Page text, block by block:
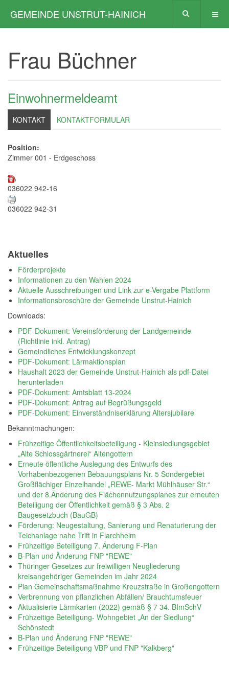
GEMEINDE UNSTRUT-HAINICH
Frau Büchner
Einwohnermeldeamt
KONTAKT KONTAKTFORMULAR
Position:
Zimmer 001 - Erdgeschoss
036022 942-16
036022 942-31
Aktuelles
Förderprojekte
Informationen zu den Wahlen 2024
Aktuelle Ausschreibungen und Link zur e-Vergabe Plattform
Informationsbroschüre der Gemeinde Unstrut-Hainich
Downloads:
PDF-Dokument: Vereinsförderung der Landgemeinde
(Richtlinie inkl. Antrag)
Gemeindliches Entwicklungskonzept
PDF-Dokument: Lärmaktionsplan
Haushalt 2023 der Gemeinde Unstrut-Hainich als pdf-Datei
herunterladen
PDF-Dokument: Amtsblatt 13-2024
PDF-Dokument: Antrag auf Begrüßungsgeld
PDF-Dokument: Einverständniserklärung Altersjubilare
Bekanntmachungen:
Frühzeitige Öffentlichkeitsbeteiligung - Kleinsiedlungsgebiet
„Alte Schlossgärtnerei“ Altengottern
Erneute öffentliche Auslegung des Entwurfs des
Vorhabenbezogenen Bebauungsplans Nr. 5 Sondergebiet
Großflächiger Einzelhandel „REWE- Markt Mühlhäuser Str.“
und der 8.Änderung des Flächennutzungsplanes zur erneuten
Beteiligung der Öffentlichkeit gemäß § 3 Abs. 2
Baugesetzbuch (BauGB)
Förderung: Neugestaltung, Sanierung und Renaturierung der
Teichanlage nahe Trift in Flarchheim
Frühzeitige Beteiligung 7. Änderung F-Plan
B-Plan und Änderung FNP "REWE"
Thüringer Gesetzes zur freiwilligen Neugliederung
kreisangehöriger Gemeinden im Jahr 2024
Plan Gemeinschaftsmaßnahme Kreuzstraße in Großengottern
Verbrennung von pflanzlichen Abfällen/ Brauchtumsfeuer
Aktualisierte Lärmkarten (2022) gemäß § 7 34. BImSchV
Frühzeitige Beteiligung- Wohngebiet „An der Siedlung“
Schönstedt
B-Plan und Änderung FNP "REWE"
Frühzeitige Beteiligung VBP und FNP "Kalkberg"